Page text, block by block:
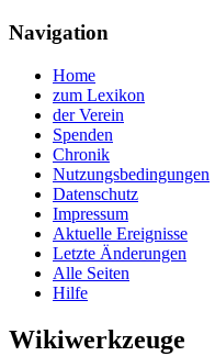
Navigation
Home
zum Lexikon
der Verein
Spenden
Chronik
Nutzungsbedingungen
Datenschutz
Impressum
Aktuelle Ereignisse
Letzte Änderungen
Alle Seiten
Hilfe
Wikiwerkzeuge